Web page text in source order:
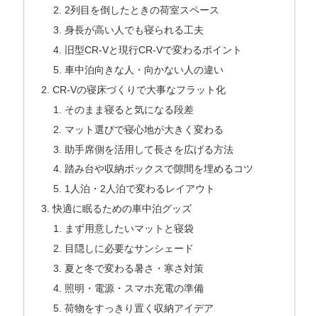
2列目を倒したときの荷室スペース
身長が高い人でも寝られる工夫
旧型CR-Vと現行CR-Vで変わるポイント
車中泊向きな人・向かない人の違い
CR-Vの寝床づくりで大事なフラット化
そのまま寝ると気になる段差
マット選びで寝心地が大きく変わる
助手席側を活用して長さを広げる方法
踏み台や収納ボックスで隙間を埋めるコツ
1人泊・2人泊で変わるレイアウト
快適に眠るための車中泊グッズ
まず用意したいマットと寝袋
目隠しに必要なサンシェード
夏と冬で変わる暑さ・寒さ対策
照明・電源・スマホ充電の準備
荷物をすっきり置く収納アイデア